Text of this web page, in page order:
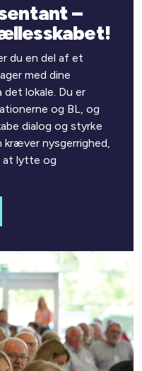
–
du en del af et
med dine
lokale. Du er
og BL, og
dialog og styrke
kræver nysgerrighed,
at lytte og